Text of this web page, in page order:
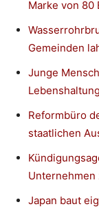
Marke von 80
Gemeinden
Junge
Reformbüro
staatlichen
Unternehmen
Japan baut